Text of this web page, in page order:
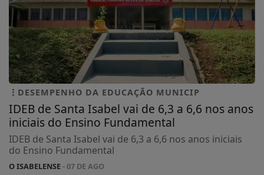
DESEMPENHO DA EDUCAÇÃO MUNICIP
IDEB de Santa Isabel vai de 6,3 a 6,6 nos anos
iniciais do Ensino Fundamental
IDEB de Santa Isabel vai de 6,3 a 6,6 nos anos iniciais
do Ensino Fundamental
O ISABELENSE- 07 DE AGO